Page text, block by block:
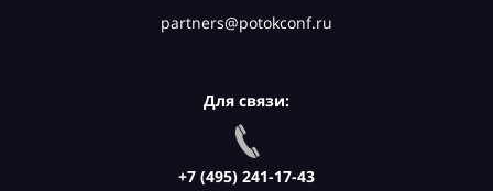
partners@potokconf.ru
Для связи:
+7 (495) 241-17-43